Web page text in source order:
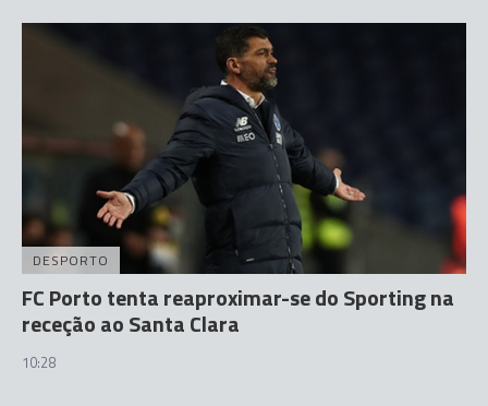
DESPORTO
FC Porto tenta reaproximar-se do Sporting na
receção ao Santa Clara
10:28